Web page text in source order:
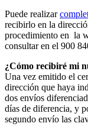
Puede realizar
recibirlo en la
procedimiento en la
consultar en el 900
¿Cómo recibiré mi
Una vez emitido el
dirección que haya
dos envíos
días de diferencia, y
segundo envío las